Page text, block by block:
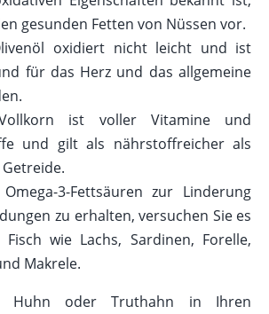
gesunden Fetten von Nüssen vor.
oxidiert nicht leicht und ist
für das Herz und das allgemeine
ist voller Vitamine und
und gilt als nährstoffreicher als
3-Fettsäuren zur Linderung
zu erhalten, versuchen Sie es
wie Lachs, Sardinen, Forelle,
Makrele.
Huhn oder Truthahn in Ihren